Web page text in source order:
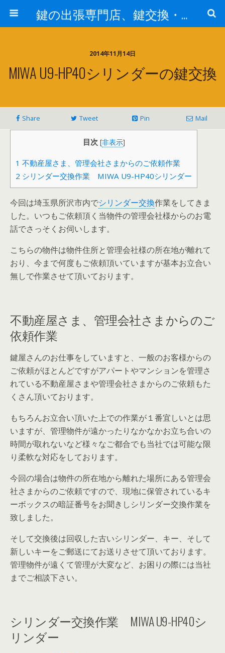
鍵の出張専門店、鍵交換・修理が格安料金/東京・埼玉・さいたま市
2014年11月14日
MIWA U9-HP40シリンダーの鍵交換
Share Tweet Pin Mail
目次 [非表示]
1 不動産屋さま、管理会社さまからのご依頼作業
2 シリンダー交換作業 MIWA U9-HP40シリンダー
今回は埼玉県所沢市内でシリンダー交換作業をしてきま
した。いつもご依頼頂く当物件の管理会社様からのお電
話でさっそくお伺いします。
こちらの物件は物件住所と管理会社様の所在地が離れて
おり、今まで何度もご依頼頂いていますが基本お立合い
無しで作業させて頂いております。
不動産屋さま、管理会社さまからのご
依頼作業
鍵屋さんのお仕事をしていますと、一般のお客様からの
ご依頼がほとんどですがアパートやマンションを管理さ
れている不動産屋さまや管理会社さまからのご依頼もた
くさん頂いております。
もちろんお立合い頂いた上での作業が１番宜しいとは思
いますが、管理物件が遠かったりなかなかお立ち合いの
時間が取れないなど様々なご都合でも当社では可能な限
り柔軟な対応をしております。
今回の場合は物件の所在地から離れた場所にある管理会
社さまからのご依頼ですので、現地に保管されているキ
ーボックスの暗証番号をお聞きしシリンダー交換作業を
致しました。
そして交換後は回収した古いシリンダー、キー、そして
新しいキーをご郵送にてお送りさせて頂いております。
管理物件が遠くて管理が大変など、お困りの際には当社
までご相談下さい。
シリンダー交換作業 MIWA U9-HP40シ
リンダー